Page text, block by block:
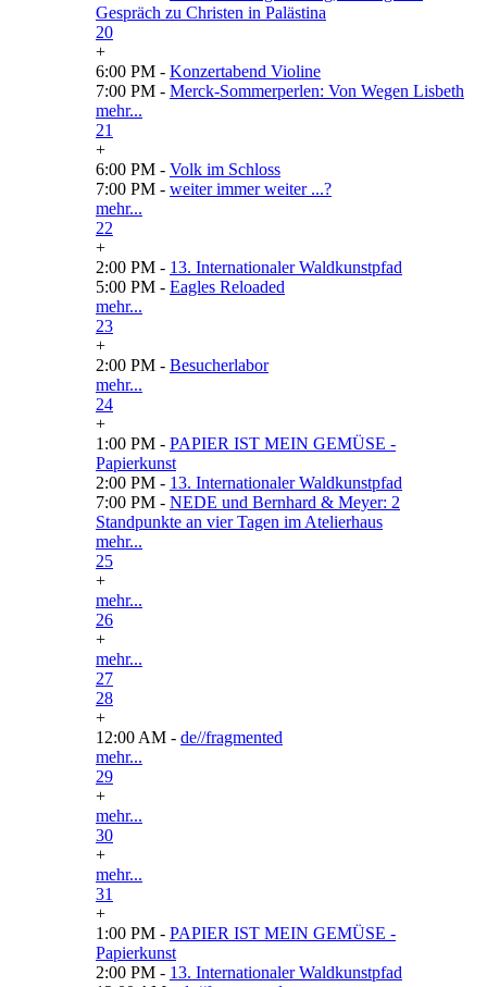
Gespräch zu Christen in Palästina
20
+
6:00 PM - Konzertabend Violine
7:00 PM - Merck-Sommerperlen: Von Wegen Lisbeth
mehr...
21
+
6:00 PM - Volk im Schloss
7:00 PM - weiter immer weiter ...?
mehr...
22
+
2:00 PM - 13. Internationaler Waldkunstpfad
5:00 PM - Eagles Reloaded
mehr...
23
+
2:00 PM - Besucherlabor
mehr...
24
+
1:00 PM - PAPIER IST MEIN GEMÜSE -
Papierkunst
2:00 PM - 13. Internationaler Waldkunstpfad
7:00 PM - NEDE und Bernhard & Meyer: 2
Standpunkte an vier Tagen im Atelierhaus
mehr...
25
+
mehr...
26
+
mehr...
27
28
+
12:00 AM - de//fragmented
mehr...
29
+
mehr...
30
+
mehr...
31
+
1:00 PM - PAPIER IST MEIN GEMÜSE -
Papierkunst
2:00 PM - 13. Internationaler Waldkunstpfad